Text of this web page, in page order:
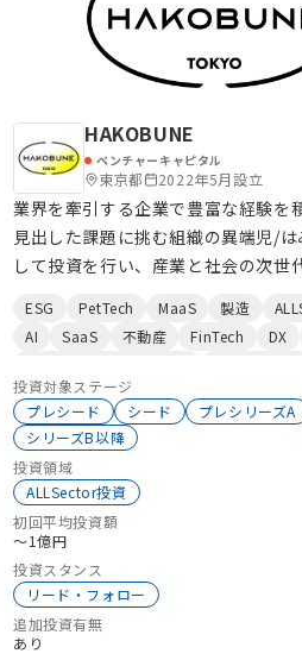
HAKOBUNE
ベンチャーキャピタル
東京都 2022年5月設立
業界を牽引する企業で豊富な経験を
見出した課題に挑む組織の異端児/
して投資を行い、産業と社会の次世
す。 ■Philosophy HAKOBUNEは“変化に挑戦す
る人”へ投資します。 誰も気付いて
過ごされてきたニーズ、次の世代の
場に挑戦する起業家にとっての最初
て、伴走者として、そして旗振り役
す。 ■投資ステージ・サイズ ✔︎ 創業初期のプレ
シードは1000~3000万円の投資から
ローンチ済みのシードは3000~5000
行っています。 ✔︎ プレシード・シー
極的にリード投資を行います。2025
ド投資率は約7割。フォロー投資も可
アーリー期以降への投資も最大1億円
ESG PetTech MaaS 製造
AI
SaaS 不動産 FinTech DX
BtoC
グローバル
独立系VC
ClimateTech
ロボティク
大学発スタートアップ
生成系AI
エンプラ向けサービス
環境エネルギー
サプライチェーン
インフラ
CleanTech
新素材
サイバーセキュリティ
投資対象ステージ
プレシード
シード プレシリーズA
シリーズB以降
投資領域
ALLSector投資
初回平均投資額
〜1億円
投資スタンス
リード・フォロー
追加投資有無
あり